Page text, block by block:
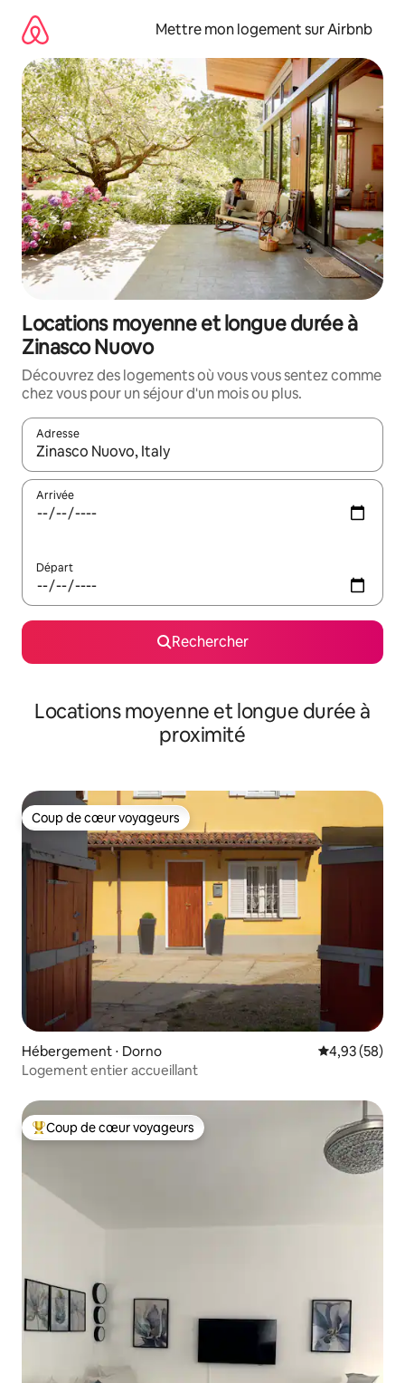
directement
contenu
Mettre mon logement sur Airbnb
Locations moyenne et longue durée à
Zinasco Nuovo
Découvrez des logements où vous vous sentez comme
chez vous pour un séjour d'un mois ou plus.
Adresse
Lorsque les résultats s'affichent, utilisez les flèches vers le
Arrivée
Départ
Rechercher
Locations moyenne et longue durée à
proximité
Coup de cœur voyageurs
Coup de cœur voyageurs
Hébergement ⋅ Dorno Évaluation
4,93 (58)
Logement entier accueillant
Coups de cœur voyageurs les plus appréciés
Coup de cœur voyageurs